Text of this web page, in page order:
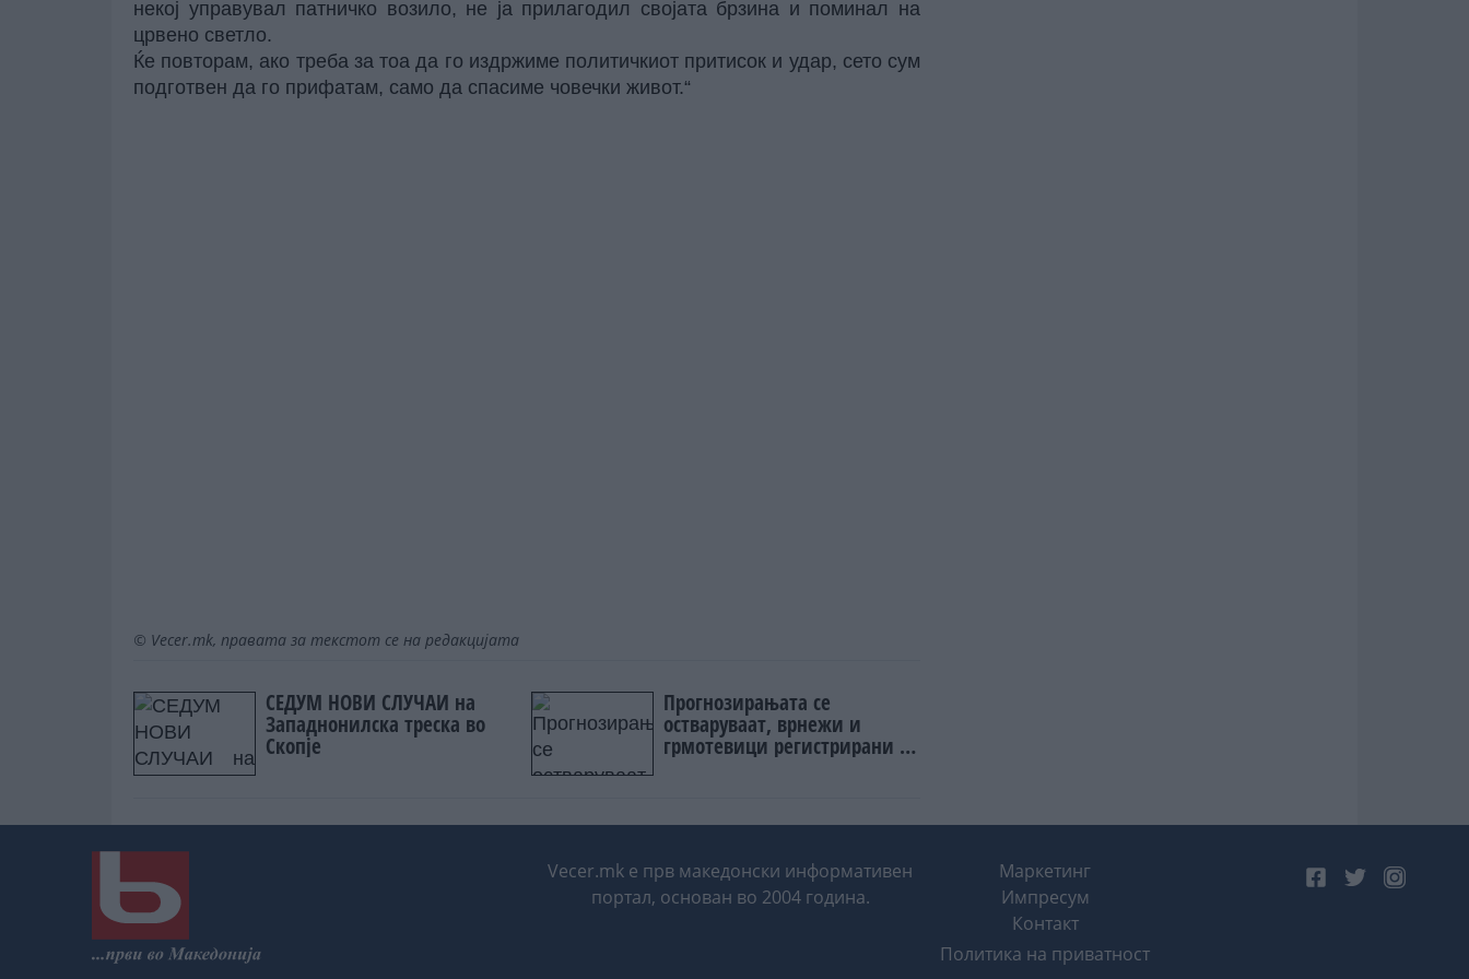
некој управувал патничко возило, не ја прилагодил својата брзина и поминал на
црвено светло.
Ќе повторам, ако треба за тоа да го издржиме политичкиот притисок и удар, сето сум
подготвен да го прифатам, само да спасиме човечки живот.“
© Vecer.mk, правата за текстот се на редакцијата
СЕДУМ НОВИ СЛУЧАИ на
Западнонилска треска во
Скопје
Прогнозирањата се
остваруваат, врнежи и
грмотевици регистрирани во
неколку региони
Vecer.mk е прв македонски информативен
портал, основан во 2004 година.
Маркетинг
Импресум
Контакт
Политика на приватност